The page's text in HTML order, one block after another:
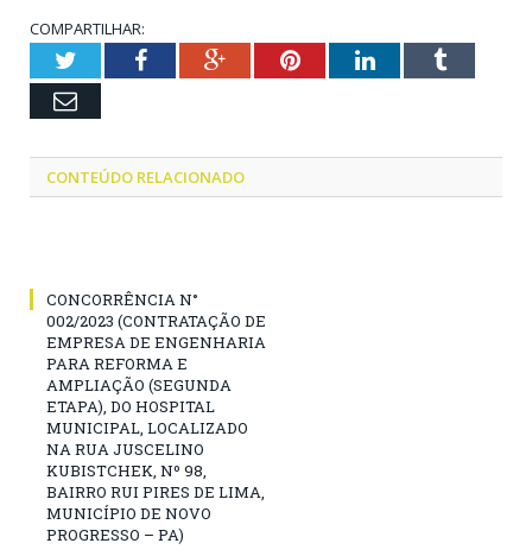
COMPARTILHAR:
TwitterFacebookGoogle+PinterestLinkedInTumblr
Email
CONTEÚDO RELACIONADO
CONCORRÊNCIA N°
002/2023 (CONTRATAÇÃO DE
EMPRESA DE ENGENHARIA
PARA REFORMA E
AMPLIAÇÃO (SEGUNDA
ETAPA), DO HOSPITAL
MUNICIPAL, LOCALIZADO
NA RUA JUSCELINO
KUBISTCHEK, Nº 98,
BAIRRO RUI PIRES DE LIMA,
MUNICÍPIO DE NOVO
PROGRESSO – PA)